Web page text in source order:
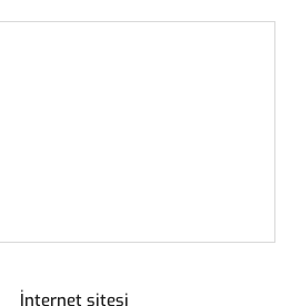
İnternet sitesi